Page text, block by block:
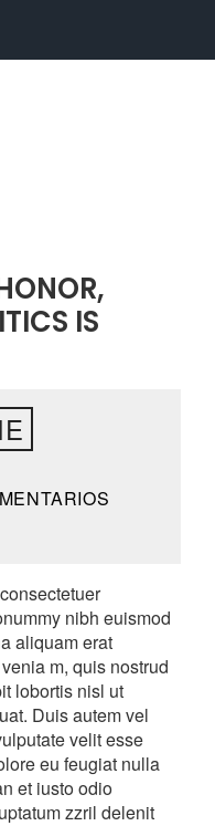
Profesor
IS
nibh euismod
aliquam erat
m, quis nostrud
lobortis nisl ut
Duis autem vel
velit esse
eu feugiat nulla
et iusto odio
zzril delenit